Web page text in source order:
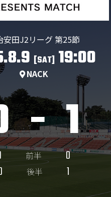
安田J2リーグ 第25節
[SAT] 19:00
NACK
- 1
前半
0
後半 1